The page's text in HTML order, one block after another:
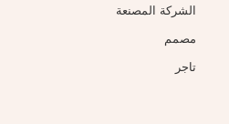
الشركة المصنعة
مصمم
تاجر